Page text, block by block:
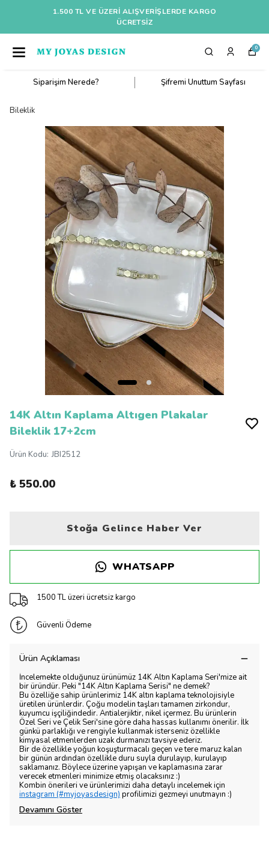
1.500 TL VE ÜZERI ALIŞVERIŞLERDE KARGO
ÜCRETSİZ
0
Siparişim Nerede? Şifremi Unuttum Sayfası
Bileklik
14K Altın Kaplama Altıgen Plakalar
Bileklik 17+2cm
Ürün Kodu: JBI2512
₺ 550.00
Stoğa Gelince Haber Ver
WHATSAPP
1500 TL üzeri ücretsiz kargo
Güvenli Ödeme
Ürün Açıklaması
İncelemekte olduğunuz ürünümüz 14K Altın Kaplama Seri'mize ait
bir üründür. Peki "14K Altın Kaplama Serisi" ne demek?
Bu özelliğe sahip ürünlerimiz 14K altın kaplama teknolojisiyle
üretilen ürünlerdir. Çoğu modelin taşları tamamen zirkondur,
kuyumcu işçiliğindedir. Antialerjiktir, nikel içermez. Bu ürünlerin
Özel Seri ve Çelik Seri'sine göre daha hassas kullanımı önerilir. İlk
günkü parlaklığı ve rengiyle kullanmak isterseniz özellikle
kimyasal etmenlerden uzak durmanızı tavsiye ederiz.
Bir de özellikle yoğun koşuşturmacalı geçen ve tere maruz kalan
bir günün ardından özellikle duru suyla durulayıp, kurulayıp
saklamanız. Böylece üzerine yapışan ve kaplamasına zarar
verecek etmenleri minimize etmiş olacaksınız :)
Kombin önerileri ve ürünlerimizi daha detaylı incelemek için
instagram (#myjoyasdesign) profilimizi gezmeyi unutmayın :)
Devamını Göster